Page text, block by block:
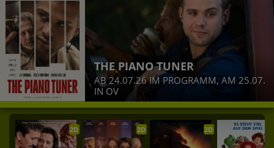
THE PIANO TUNER
AB 24.07.26 IM PROGRAMM, AM 25.07.
IN OV
2D 2D 2D